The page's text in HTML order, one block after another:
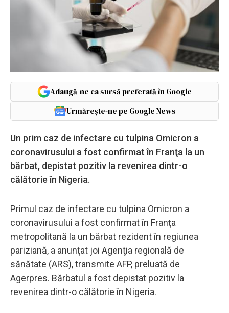
Adaugă-ne ca sursă preferată în Google
Urmărește-ne pe Google News
Un prim caz de infectare cu tulpina Omicron a
coronavirusului a fost confirmat în Franţa la un
bărbat, depistat pozitiv la revenirea dintr-o
călătorie în Nigeria.
Primul caz de infectare cu tulpina Omicron a
coronavirusului a fost confirmat în Franţa
metropolitană la un bărbat rezident în regiunea
pariziană, a anunţat joi Agenţia regională de
sănătate (ARS), transmite AFP, preluată de
Agerpres. Bărbatul a fost depistat pozitiv la
revenirea dintr-o călătorie în Nigeria.